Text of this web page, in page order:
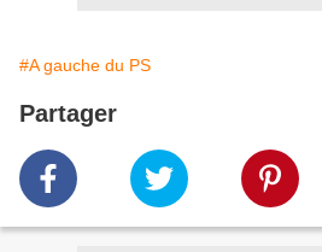
#A gauche du PS
Partager